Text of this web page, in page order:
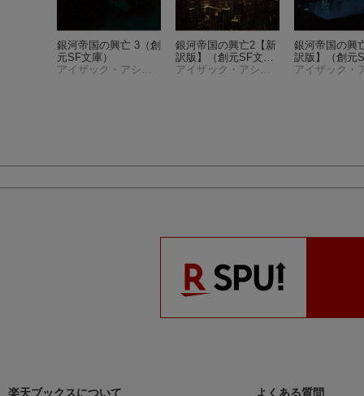
銀河帝国の興亡 3 （創
元SF文庫）
銀河帝国の興亡2【新
訳版】
（創元SF文
庫）
銀河帝国の興
訳版】
（創元
庫）
楽天ブックスについて よくある質問